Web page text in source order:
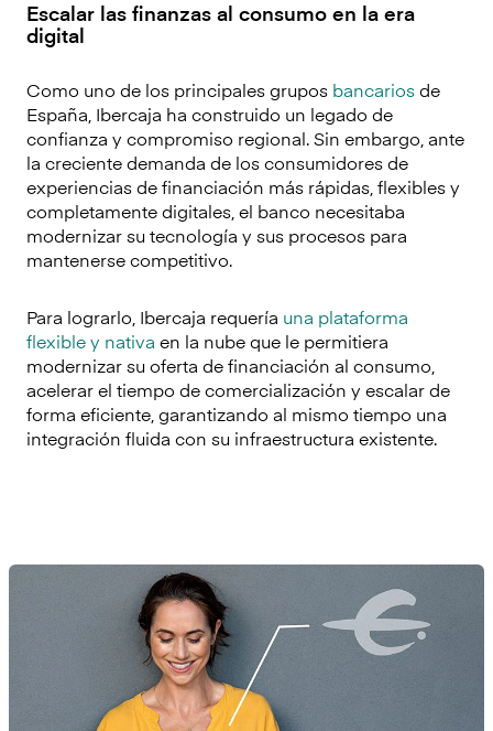
Escalar las finanzas al consumo en la era
digital
Como uno de los principales grupos bancariosde
España, Ibercaja ha construido un legado de
confianza y compromiso regional. Sin embargo, ante
la creciente demanda de los consumidores de
experiencias de financiación más rápidas, flexibles y
completamente digitales, el banco necesitaba
modernizar su tecnología y sus procesos para
mantenerse competitivo.
Para lograrlo, Ibercaja requería una plataforma
flexible y nativa en la nube que le permitiera
modernizar su oferta de financiación al consumo,
acelerar el tiempo de comercialización y escalar de
forma eficiente, garantizando al mismo tiempo una
integración fluida con su infraestructura existente.